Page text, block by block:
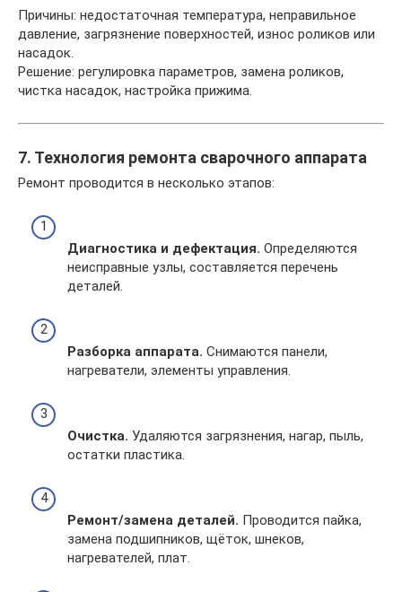
Причины: недостаточная температура, неправильное
давление, загрязнение поверхностей, износ роликов или
насадок.
Решение: регулировка параметров, замена роликов,
чистка насадок, настройка прижима.
7. Технология ремонта сварочного аппарата
Ремонт проводится в несколько этапов:
Диагностика и дефектация. Определяются
неисправные узлы, составляется перечень
деталей.
Разборка аппарата. Снимаются панели,
нагреватели, элементы управления.
Очистка. Удаляются загрязнения, нагар, пыль,
остатки пластика.
Ремонт/замена деталей. Проводится пайка,
замена подшипников, щёток, шнеков,
нагревателей, плат.